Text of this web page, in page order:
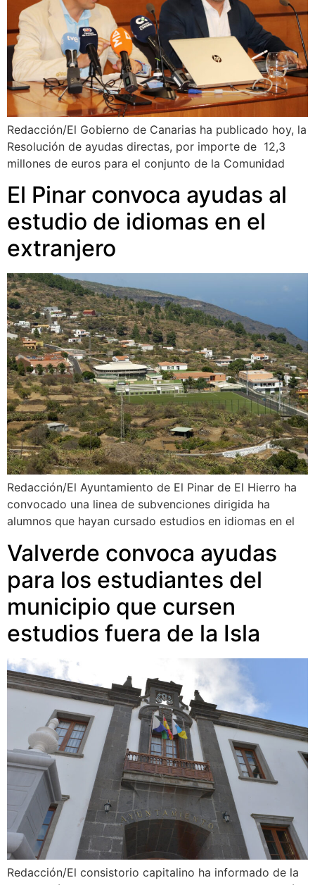
Redacción/El Gobierno de Canarias ha publicado hoy, la
Resolución de ayudas directas, por importe de 12,3
millones de euros para el conjunto de la Comunidad
El Pinar convoca ayudas al
estudio de idiomas en el
extranjero
Redacción/El Ayuntamiento de El Pinar de El Hierro ha
convocado una linea de subvenciones dirigida ha
alumnos que hayan cursado estudios en idiomas en el
Valverde convoca ayudas
para los estudiantes del
municipio que cursen
estudios fuera de la Isla
Redacción/El consistorio capitalino ha informado de la